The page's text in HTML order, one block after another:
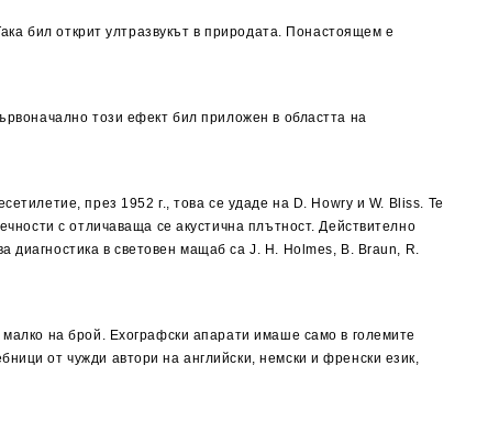
бил открит ултразвукът в природата. Понастоящем е
този ефект бил приложен в областта на
през 1952 г., това се удаде на D. Howry и W. Bliss. Те
с отличаваща се акустична плътност. Действително
диагностика в световен мащаб са J. H. Holmes, B. Braun, R.
на брой. Ехографски апарати имаше само в големите
от чужди автори на английски, немски и френски език,